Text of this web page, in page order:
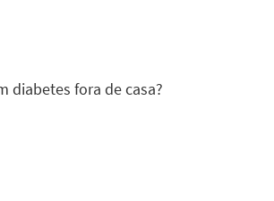
diabetes fora de casa?